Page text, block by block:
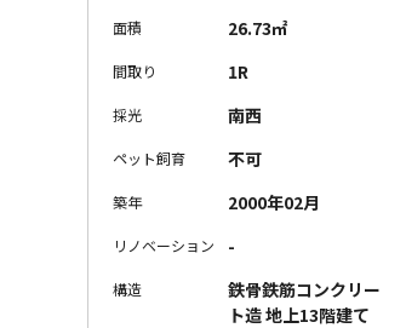
面積 26.73㎡
間取り 1R
採光 南西
ペット飼育 不可
築年 2000年02月
リノベーション -
構造
鉄骨鉄筋コンクリー
ト造 地上13階建て